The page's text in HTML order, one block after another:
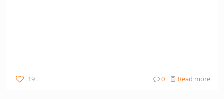
19 0 Read more